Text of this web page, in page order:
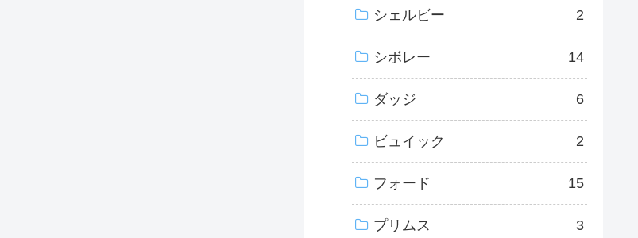
シェルビー 2
シボレー 14
ダッジ 6
ビュイック 2
フォード 15
プリムス 3